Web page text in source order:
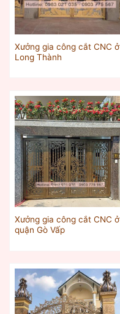
Xưởng gia công cắt CNC ở
Long Thành
Xưởng gia công cắt CNC ở
quận Gò Vấp